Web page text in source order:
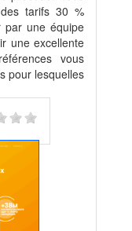
tarifs 30 %
par une équipe
une excellente
vous
pour lesquelles